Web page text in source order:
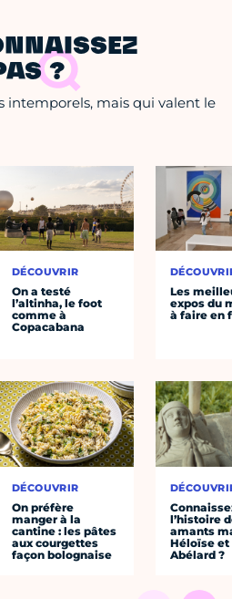
?
intemporels, mais qui valent le
DÉCOUVRIR
On a testé
l’altinha, le foot
comme à
Copacabana
DÉCOUVRIR
On préfère
manger à la
cantine : les pâtes
aux courgettes
façon bolognaise
Les
expos du
à faire en
l’histoire
amants
Héloïse et
Abélard ?